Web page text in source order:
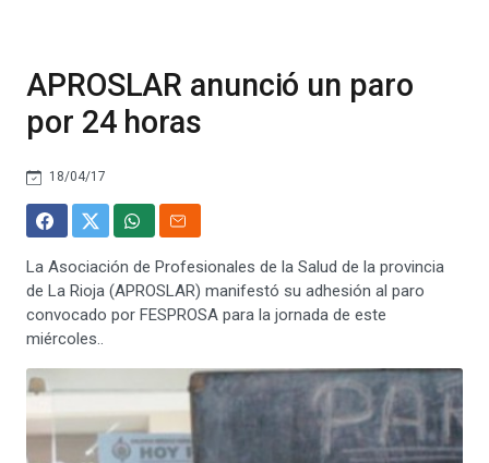
APROSLAR anunció un paro
por 24 horas
18/04/17
La Asociación de Profesionales de la Salud de la provincia
de La Rioja (APROSLAR) manifestó su adhesión al paro
convocado por FESPROSA para la jornada de este
miércoles..